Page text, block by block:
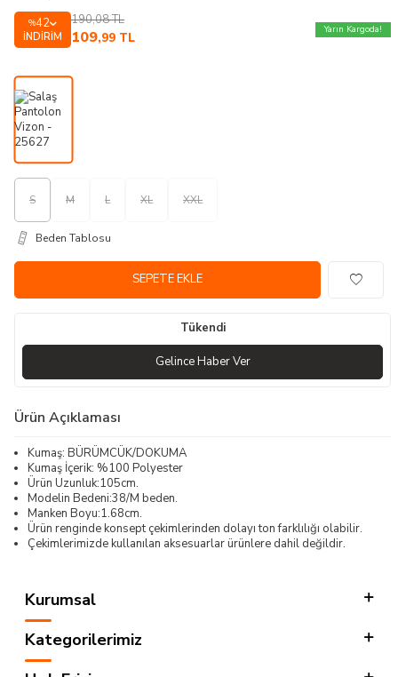
%42
İNDIRIM
190,08TL
109,99 TL
Yarın Kargoda!
S M L XL XXL
Beden Tablosu
SEPETE EKLE
Tükendi
Gelince Haber Ver
Ürün Açıklaması
Kumaş: BÜRÜMCÜK/DOKUMA
Kumaş İçerik: %100 Polyester
Ürün Uzunluk:105cm.
Modelin Bedeni:38/M beden.
Manken Boyu:1.68cm.
Ürün renginde konsept çekimlerinden dolayı ton farklılığı olabilir.
Çekimlerimizde kullanılan aksesuarlar ürünlere dahil değildir.
Kurumsal
Kategorilerimiz